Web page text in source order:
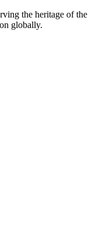
the heritage of the
globally.